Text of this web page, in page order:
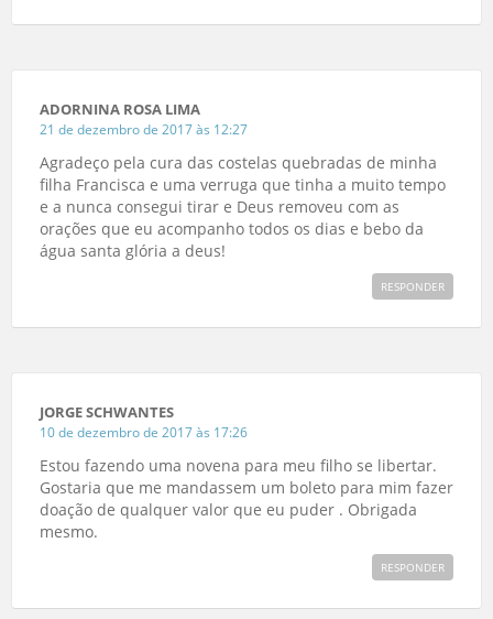
ADORNINA ROSA LIMA
21 de dezembro de 2017 às 12:27
Agradeço pela cura das costelas quebradas de minha
filha Francisca e uma verruga que tinha a muito tempo
e a nunca consegui tirar e Deus removeu com as
orações que eu acompanho todos os dias e bebo da
água santa glória a deus!
RESPONDER
JORGE SCHWANTES
10 de dezembro de 2017 às 17:26
Estou fazendo uma novena para meu filho se libertar.
Gostaria que me mandassem um boleto para mim fazer
doação de qualquer valor que eu puder . Obrigada
mesmo.
RESPONDER